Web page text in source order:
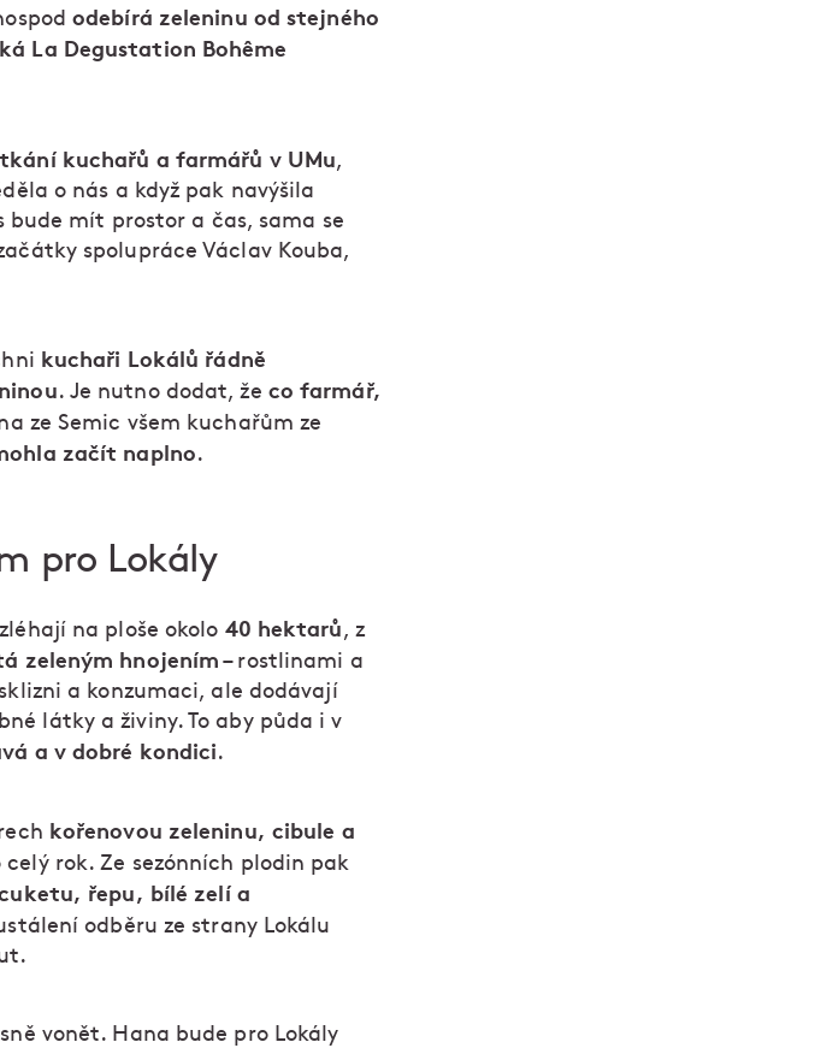
odebírá zeleninu od stejného
La Degustation Bohême
kuchařů a farmářů v UMu,
o nás a když pak navýšila
bude mít prostor a čas, sama se
spolupráce Václav Kouba,
kuchaři Lokálů řádně
. Je nutno dodat, že co farmář,
ze Semic všem kuchařům ze
začít naplno.
pro Lokály
na ploše okolo 40 hektarů , z
zeleným hnojením – rostlinami a
a konzumaci, ale dodávají
látky a živiny. To aby půda i v
a v dobré kondici.
kořenovou zeleninu, cibule a
rok. Ze sezónních plodin pak
řepu, bílé zelí a
odběru ze strany Lokálu
vonět. Hana bude pro Lokály